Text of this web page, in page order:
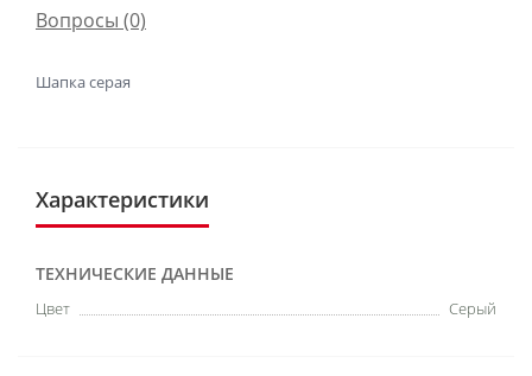
Вопросы (0)
Шапка серая
Характеристики
ТЕХНИЧЕСКИЕ ДАННЫЕ
Цвет Серый